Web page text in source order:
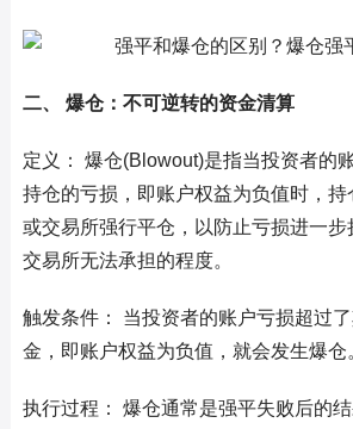
二、 爆仓：不可逆转的资金清算
定义： 爆仓(Blowout)是指当投资者的
持仓的亏损，即账户权益为负值时，持
或交易所强行平仓，以防止亏损进一
交易所无法承担的程度。
触发条件： 当投资者的账户亏损超过
金，即账户权益为负值，就会发生爆仓
执行过程： 爆仓通常是强平失败后的